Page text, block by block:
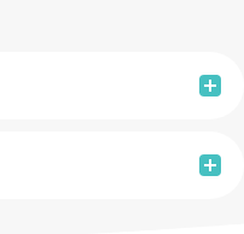
Fruit Oil (масло